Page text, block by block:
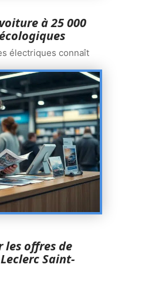
à 25 000
électriques connaît
les offres de
Saint-